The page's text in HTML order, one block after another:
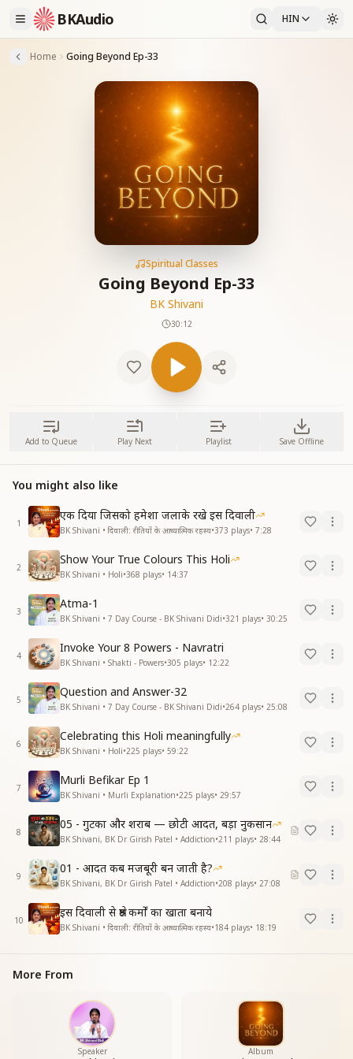
BKAudio HIN
Home Going Beyond Ep-33
Spiritual Classes
Going Beyond Ep-33
BK Shivani
30:12
Add to Queue Play Next Playlist Save Offline
You might also like
1
एक दिया जिसको हमेशा जलाके रखे इस दिवाली
BK Shivani • दिवाली: रीतियों के आध्यात्मिक रहस्य•373 plays• 7:28
2
Show Your True Colours This Holi
BK Shivani • Holi•368 plays• 14:37
3
Atma-1
BK Shivani • 7 Day Course - BK Shivani Didi•321 plays• 30:25
4
Invoke Your 8 Powers - Navratri
BK Shivani • Shakti - Powers•305 plays• 12:22
5
Question and Answer-32
BK Shivani • 7 Day Course - BK Shivani Didi•264 plays• 25:08
6
Celebrating this Holi meaningfully
BK Shivani • Holi•225 plays• 59:22
7
Murli Befikar Ep 1
BK Shivani • Murli Explanation•225 plays• 29:57
8
05 - गुटका और शराब — छोटी आदत, बड़ा नुकसान
BK Shivani, BK Dr Girish Patel • Addiction•211 plays• 28:44
9
01 - आदत कब मजबूरी बन जाती है?
BK Shivani, BK Dr Girish Patel • Addiction•208 plays• 27:08
10
इस दिवाली से श्रेष्ठ कर्मों का खाता बनाये
BK Shivani • दिवाली: रीतियों के आध्यात्मिक रहस्य•184 plays• 18:19
More From
Speaker Album